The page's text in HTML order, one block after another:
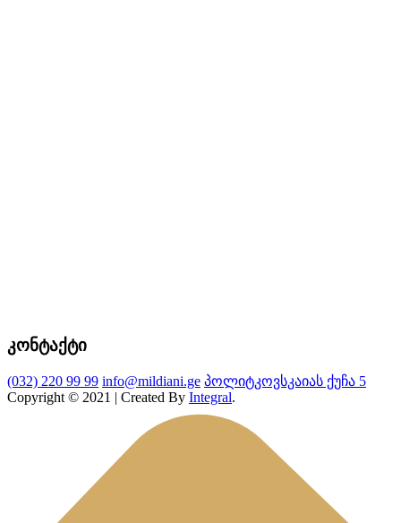
კონტაქტი
(032) 220 99 99 info@mildiani.ge პოლიტკოვსკაიას ქუჩა 5
Copyright © 2021 | Created By Integral.